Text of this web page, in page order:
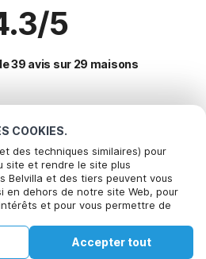
COOKIES.
des techniques similaires) pour
site et rendre le site plus
Belvilla et des tiers peuvent vous
en dehors de notre site Web, pour
et pour vous permettre de
faire. Plus d'informations peuvent
de cookie.
Accepter tout
5
39 avis sur 29 maisons
populaires pour les
commodités pour les vacances
monchique
vale-da-parra
guia
les vacances en Tavira
en Algarve
Appelez pour réserver